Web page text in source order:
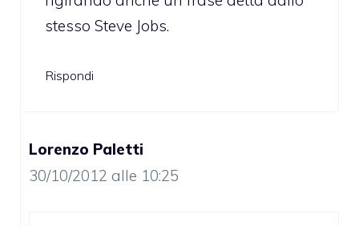
stesso Steve Jobs.
Rispondi
Lorenzo Paletti
30/10/2012 alle 10:25